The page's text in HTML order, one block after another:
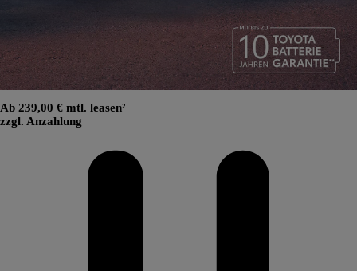
Ab 239,00 € mtl. leasen²
zzgl. Anzahlung